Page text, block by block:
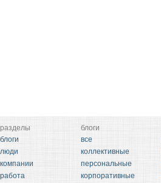
разделы
блоги
люди
компании
работа
блоги
все
коллективные
персональные
корпоративные